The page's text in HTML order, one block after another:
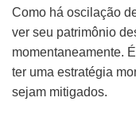
Como há oscilação
ver seu patrimônio
momentaneamente.
ter uma estratégia
sejam mitigados.